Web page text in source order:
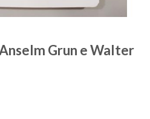
Grun e Walter